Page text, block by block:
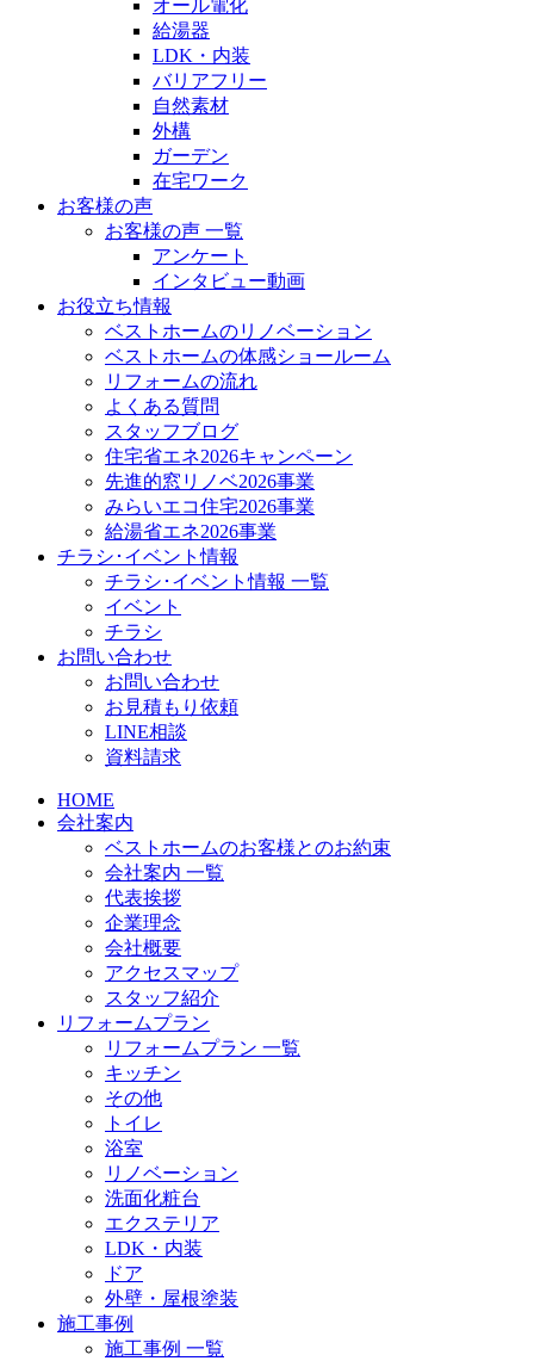
オール電化
給湯器
LDK・内装
バリアフリー
自然素材
外構
ガーデン
在宅ワーク
お客様の声
お客様の声 一覧
アンケート
インタビュー動画
お役立ち情報
ベストホームのリノベーション
ベストホームの体感ショールーム
リフォームの流れ
よくある質問
スタッフブログ
住宅省エネ2026キャンペーン
先進的窓リノベ2026事業
みらいエコ住宅2026事業
給湯省エネ2026事業
チラシ･イベント情報
チラシ･イベント情報 一覧
イベント
チラシ
お問い合わせ
お問い合わせ
お見積もり依頼
LINE相談
資料請求
HOME
会社案内
ベストホームのお客様とのお約束
会社案内 一覧
代表挨拶
企業理念
会社概要
アクセスマップ
スタッフ紹介
リフォームプラン
リフォームプラン 一覧
キッチン
その他
トイレ
浴室
リノベーション
洗面化粧台
エクステリア
LDK・内装
ドア
外壁・屋根塗装
施工事例
施工事例 一覧